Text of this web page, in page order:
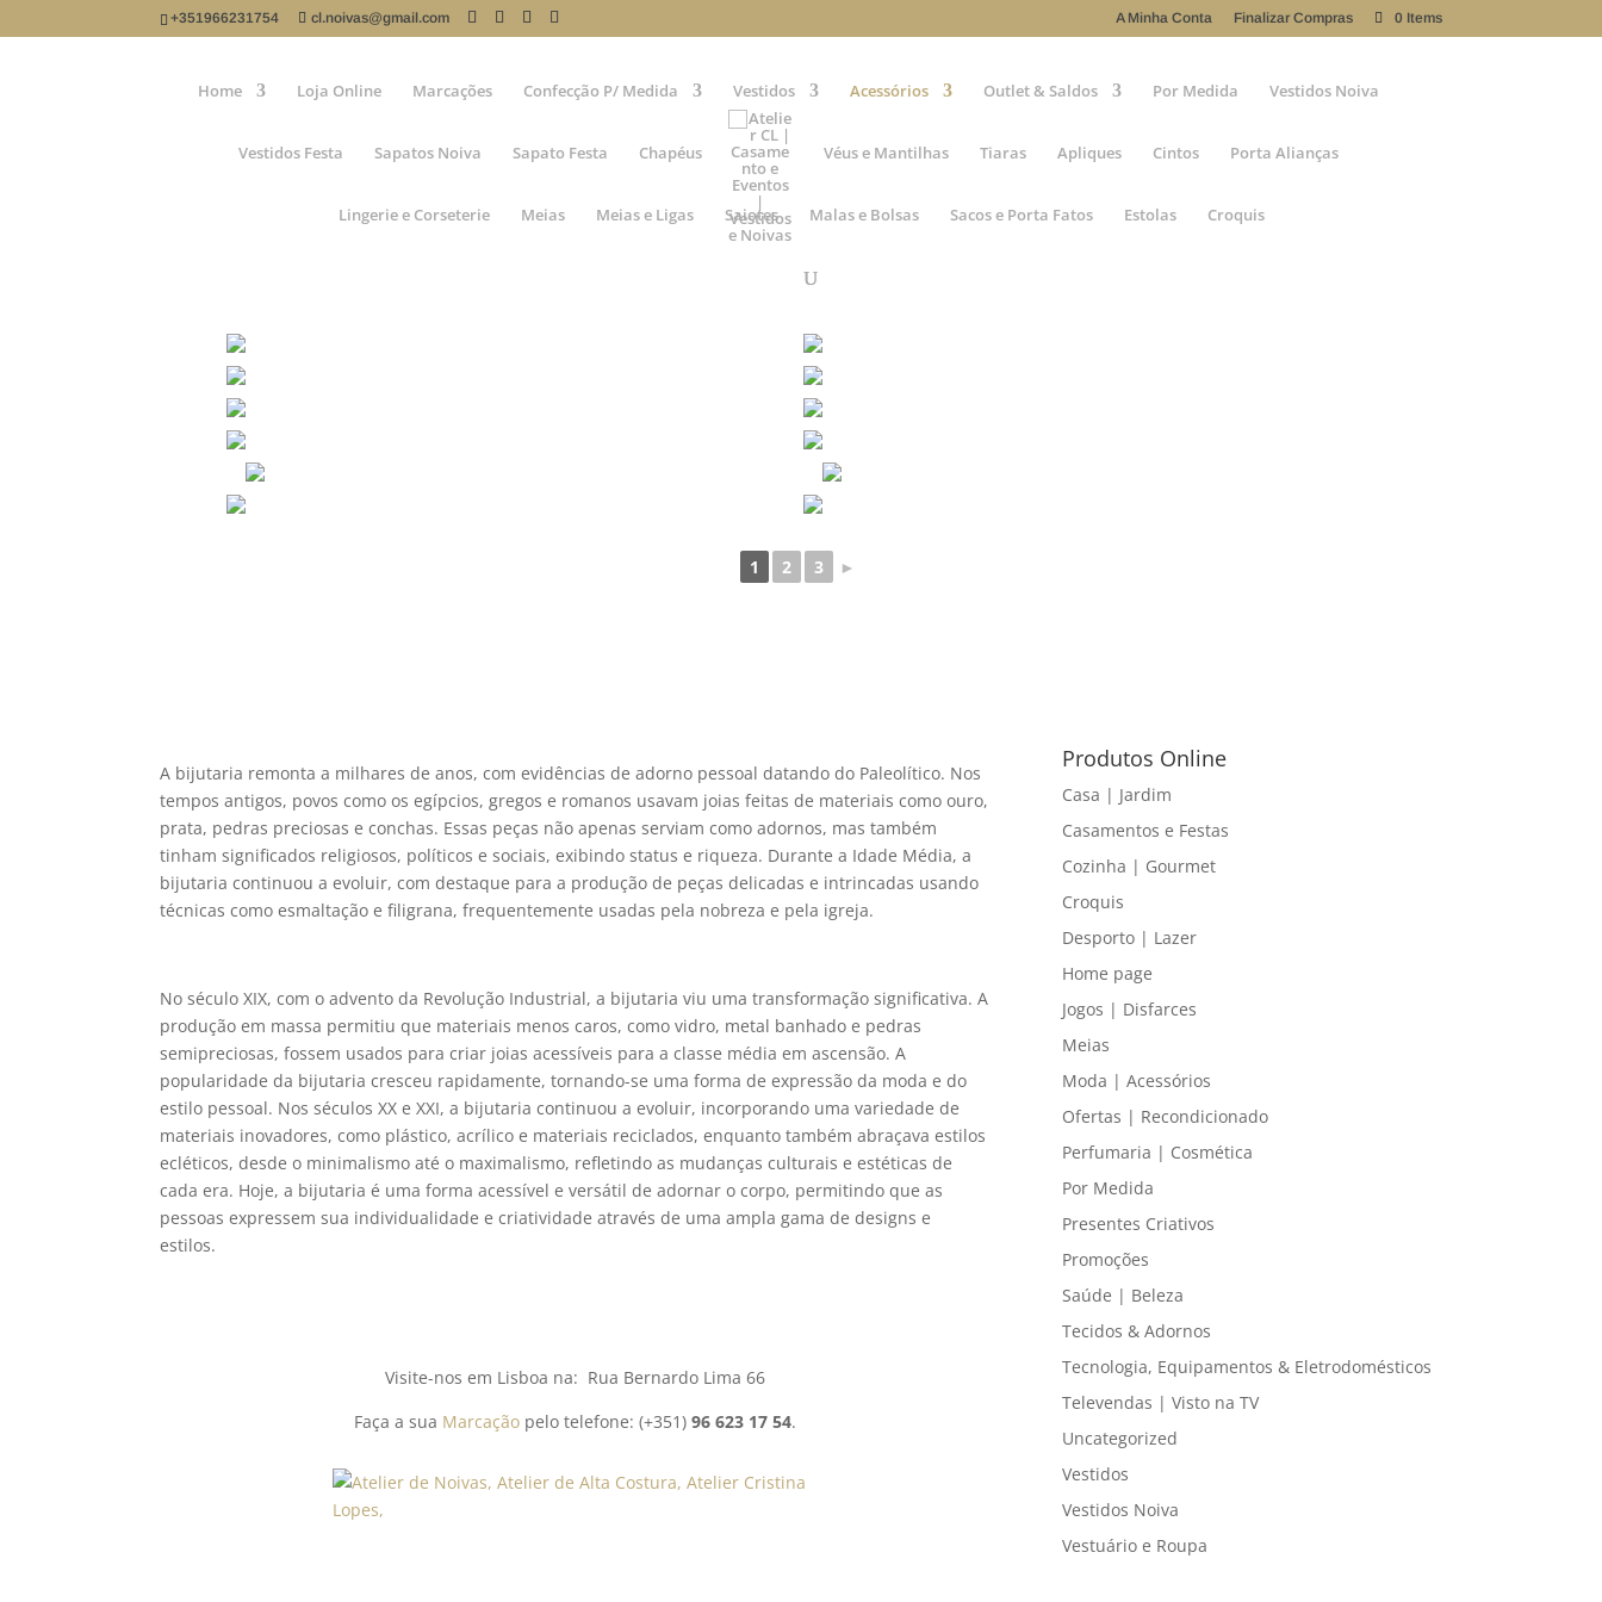
+351966231754 cl.noivas@gmail.com A Minha Conta Finalizar Compras 0 Items
Home Loja Online Marcações Confecção P/ Medida Vestidos Acessórios Outlet & Saldos Por Medida Vestidos Noiva
Vestidos Festa Sapatos Noiva Sapato Festa Chapéus Véus e Mantilhas Tiaras Apliques Cintos Porta Alianças
Lingerie e Corseterie Meias Meias e Ligas Saiotes Malas e Bolsas Sacos e Porta Fatos Estolas Croquis
1 2 3 ►
A bijutaria remonta a milhares de anos, com evidências de adorno pessoal datando do Paleolítico. Nos
tempos antigos, povos como os egípcios, gregos e romanos usavam joias feitas de materiais como ouro,
prata, pedras preciosas e conchas. Essas peças não apenas serviam como adornos, mas também
tinham significados religiosos, políticos e sociais, exibindo status e riqueza. Durante a Idade Média, a
bijutaria continuou a evoluir, com destaque para a produção de peças delicadas e intrincadas usando
técnicas como esmaltação e filigrana, frequentemente usadas pela nobreza e pela igreja.
No século XIX, com o advento da Revolução Industrial, a bijutaria viu uma transformação significativa. A
produção em massa permitiu que materiais menos caros, como vidro, metal banhado e pedras
semipreciosas, fossem usados para criar joias acessíveis para a classe média em ascensão. A
popularidade da bijutaria cresceu rapidamente, tornando-se uma forma de expressão da moda e do
estilo pessoal. Nos séculos XX e XXI, a bijutaria continuou a evoluir, incorporando uma variedade de
materiais inovadores, como plástico, acrílico e materiais reciclados, enquanto também abraçava estilos
ecléticos, desde o minimalismo até o maximalismo, refletindo as mudanças culturais e estéticas de
cada era. Hoje, a bijutaria é uma forma acessível e versátil de adornar o corpo, permitindo que as
pessoas expressem sua individualidade e criatividade através de uma ampla gama de designs e
estilos.
Visite-nos em Lisboa na: Rua Bernardo Lima 66
Faça a sua Marcação pelo telefone: (+351)96 623 17 54.
Produtos Online
Casa | Jardim
Casamentos e Festas
Cozinha | Gourmet
Croquis
Desporto | Lazer
Home page
Jogos | Disfarces
Meias
Moda | Acessórios
Ofertas | Recondicionado
Perfumaria | Cosmética
Por Medida
Presentes Criativos
Promoções
Saúde | Beleza
Tecidos & Adornos
Tecnologia, Equipamentos & Eletrodomésticos
Televendas | Visto na TV
Uncategorized
Vestidos
Vestidos Noiva
Vestuário e Roupa